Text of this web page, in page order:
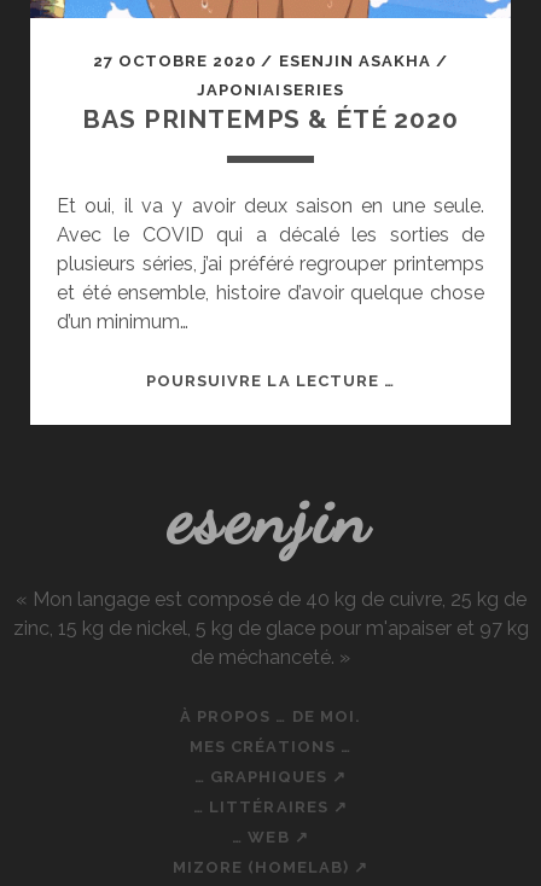
27 OCTOBRE 2020 / ESENJIN ASAKHA /
JAPONIAISERIES
BAS PRINTEMPS & ÉTÉ 2020
Et oui, il va y avoir deux saison en une seule.
Avec le COVID qui a décalé les sorties de
plusieurs séries, j’ai préféré regrouper printemps
et été ensemble, histoire d’avoir quelque chose
d’un minimum…
POURSUIVRE LA LECTURE …
esenjin
« Mon langage est composé de 40 kg de cuivre, 25 kg de
zinc, 15 kg de nickel, 5 kg de glace pour m'apaiser et 97 kg
de méchanceté. »
À PROPOS … DE MOI.
MES CRÉATIONS …
… GRAPHIQUES ↗
… LITTÉRAIRES ↗
… WEB ↗
MIZORE (HOMELAB) ↗